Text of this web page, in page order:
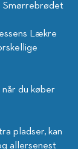
Smørrebrødet
Lækre
du køber
pladser, kan
allersenest